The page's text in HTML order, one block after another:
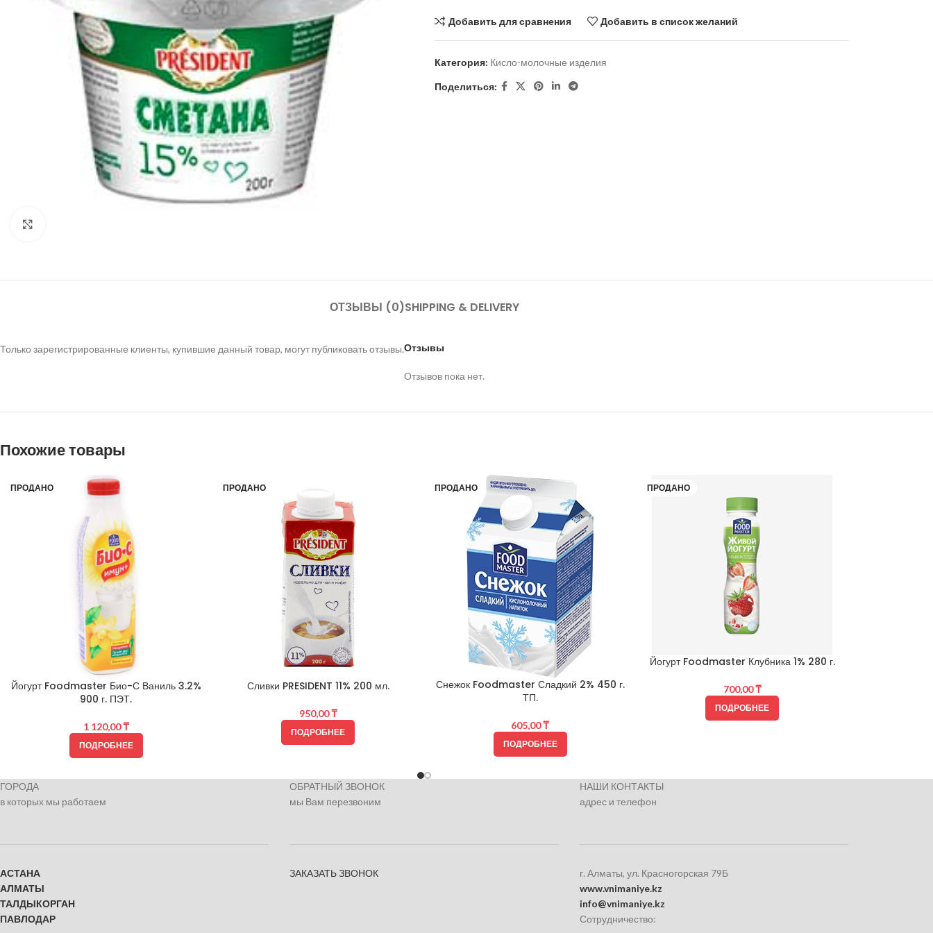
Добавить для сравнения Добавить в список желаний
Категория: Кисло-молочные изделия
Поделиться:
ОТЗЫВЫ (0)SHIPPING & DELIVERY
Отзывы
Отзывов пока нет.
Только зарегистрированные клиенты, купившие данный товар, могут публиковать отзывы.
Похожие товары
ПРОДАНО
Йогурт Foodmaster Био-С Ваниль 3.2%
900 г. ПЭТ.
1 120,00₸
ПОДРОБНЕЕ
ПРОДАНО
Сливки PRESIDENT 11% 200 мл.
950,00₸
ПОДРОБНЕЕ
ПРОДАНО
Снежок Foodmaster Сладкий 2% 450 г.
ТП.
605,00₸
ПОДРОБНЕЕ
ПРОДАНО
Йогурт Foodmaster Клубника 1% 280 г.
700,00₸
ПОДРОБНЕЕ
ГОРОДА
в которых мы работаем
АСТАНА
АЛМАТЫ
ТАЛДЫКОРГАН
ПАВЛОДАР
ОБРАТНЫЙ ЗВОНОК
мы Вам перезвоним
ЗАКАЗАТЬ ЗВОНОК
НАШИ КОНТАКТЫ
адрес и телефон
г. Алматы, ул. Красногорская 79Б
www.vnimaniye.kz
info@vnimaniye.kz
Сотрудничество: